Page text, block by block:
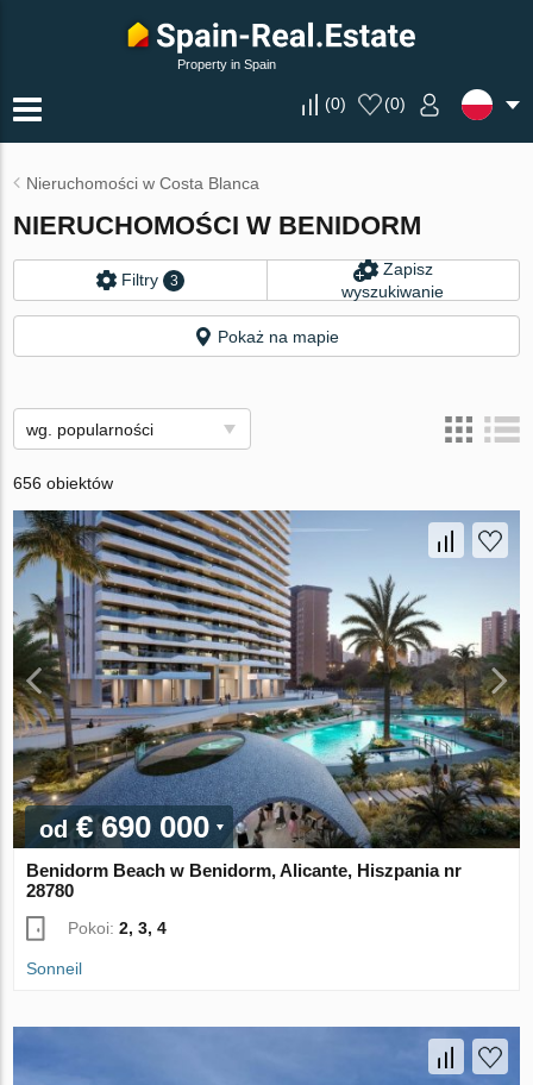
Property in Spain
(0) (0)
Nieruchomości w Costa Blanca
NIERUCHOMOŚCI W BENIDORM
Filtry 3
Zapisz
wyszukiwanie
Pokaż na mapie
wg. popularności
656 obiektów
od€ 690 000
Benidorm Beach w Benidorm, Alicante, Hiszpania nr
28780
Pokoi:2, 3, 4
Sonneil